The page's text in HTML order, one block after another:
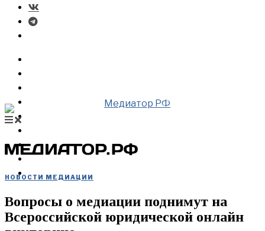
ВИДЕО
КУПИТЬ
НОВОСТИ МЕДИАЦИИ
Вопросы о медиации поднимут на
Всероссийской юридической онлайн